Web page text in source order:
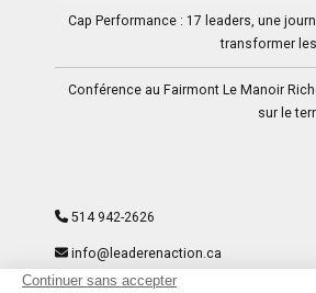
Cap Performance : 17 leaders, une
transformer
Conférence au Fairmont Le Manoir
sur le
514 942-2626
info@leaderenaction.ca
9297-8204 Quebec Inc